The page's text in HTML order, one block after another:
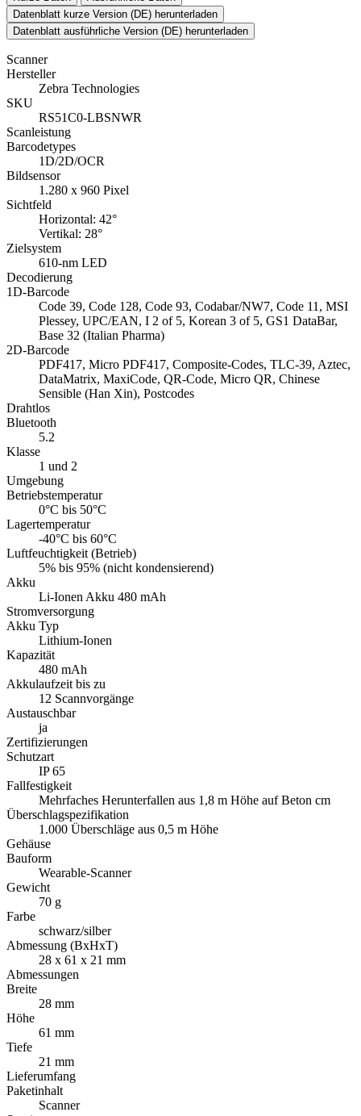
Datenblatt kurze Version (DE) herunterladen
Datenblatt ausführliche Version (DE) herunterladen
Scanner
Hersteller
Zebra Technologies
SKU
RS51C0-LBSNWR
Scanleistung
Barcodetypes
1D/2D/OCR
Bildsensor
1.280 x 960 Pixel
Sichtfeld
Horizontal: 42°
Vertikal: 28°
Zielsystem
610-nm LED
Decodierung
1D-Barcode
Code 39, Code 128, Code 93, Codabar/NW7, Code 11, MSI
Plessey, UPC/EAN, I 2 of 5, Korean 3 of 5, GS1 DataBar,
Base 32 (Italian Pharma)
2D-Barcode
PDF417, Micro PDF417, Composite-Codes, TLC-39, Aztec,
DataMatrix, MaxiCode, QR-Code, Micro QR, Chinese
Sensible (Han Xin), Postcodes
Drahtlos
Bluetooth
5.2
Klasse
1 und 2
Umgebung
Betriebstemperatur
0°C bis 50°C
Lagertemperatur
-40°C bis 60°C
Luftfeuchtigkeit (Betrieb)
5% bis 95% (nicht kondensierend)
Akku
Li-Ionen Akku 480 mAh
Stromversorgung
Akku Typ
Lithium-Ionen
Kapazität
480 mAh
Akkulaufzeit bis zu
12 Scannvorgänge
Austauschbar
ja
Zertifizierungen
Schutzart
IP 65
Fallfestigkeit
Mehrfaches Herunterfallen aus 1,8 m Höhe auf Beton cm
Überschlagspezifikation
1.000 Überschläge aus 0,5 m Höhe
Gehäuse
Bauform
Wearable-Scanner
Gewicht
70 g
Farbe
schwarz/silber
Abmessung (BxHxT)
28 x 61 x 21 mm
Abmessungen
Breite
28 mm
Höhe
61 mm
Tiefe
21 mm
Lieferumfang
Paketinhalt
Scanner